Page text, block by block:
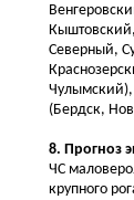
Северный,
Чулымский),
(Бердск,
8. Прогноз
ЧС
крупного